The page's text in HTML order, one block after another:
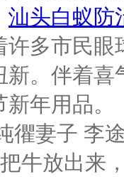
汕头白蚁防
多市民
新。伴着
年用品。
忂妻子 李
放出来